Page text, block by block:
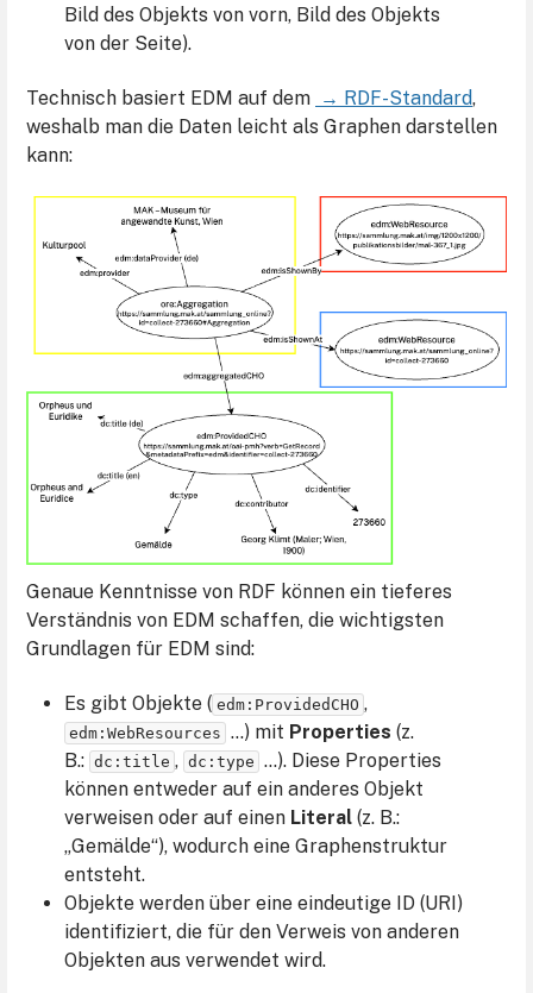
Bild des Objekts von vorn, Bild des Objekts
von der Seite).
Technisch basiert EDM auf dem → RDF-Standard,
weshalb man die Daten leicht als Graphen darstellen
kann:
Genaue Kenntnisse von RDF können ein tieferes
Verständnis von EDM schaffen, die wichtigsten
Grundlagen für EDM sind:
Es gibt Objekte ( edm:ProvidedCHO ,
edm:WebResources …) mit Properties (z.
B.: dc:title , dc:type …). Diese Properties
können entweder auf ein anderes Objekt
verweisen oder auf einen Literal (z. B.:
„Gemälde“), wodurch eine Graphenstruktur
entsteht.
Objekte werden über eine eindeutige ID (URI)
identifiziert, die für den Verweis von anderen
Objekten aus verwendet wird.